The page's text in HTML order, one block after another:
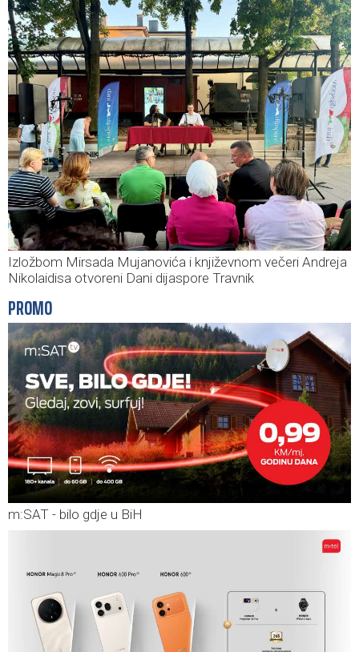
Izložbom Mirsada Mujanovića i književnom večeri Andreja
Nikolaidisa otvoreni Dani dijaspore Travnik
PROMO
m:SAT - bilo gdje u BiH